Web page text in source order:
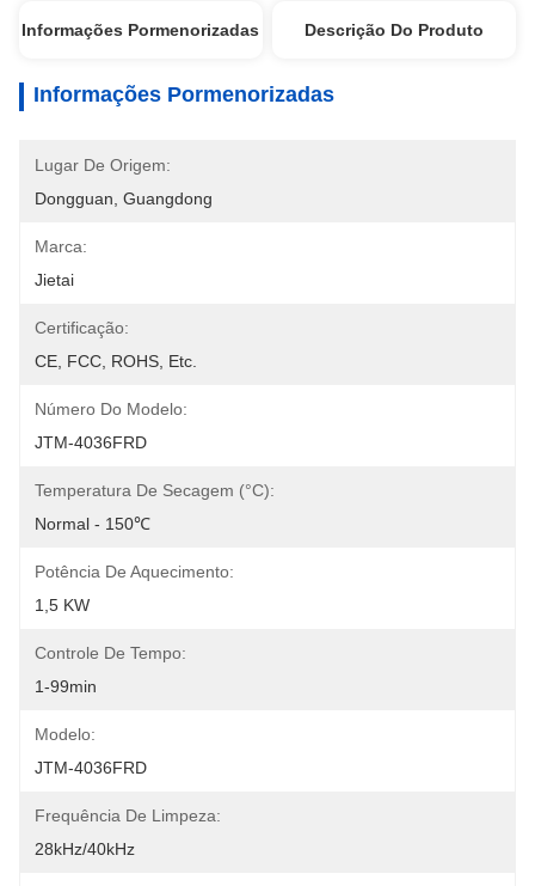
Informações Pormenorizadas Descrição Do Produto
Informações Pormenorizadas
Lugar De Origem:
Dongguan, Guangdong
Marca:
Jietai
Certificação:
CE, FCC, ROHS, Etc.
Número Do Modelo:
JTM-4036FRD
Temperatura De Secagem (°C):
Normal - 150℃
Potência De Aquecimento:
1,5 KW
Controle De Tempo:
1-99min
Modelo:
JTM-4036FRD
Frequência De Limpeza:
28kHz/40kHz